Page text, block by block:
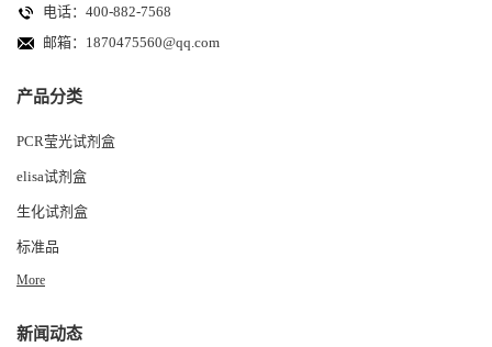
电话：400-882-7568
邮箱： 1870475560@qq.com
产品分类
PCR莹光试剂盒
elisa试剂盒
生化试剂盒
标准品
More
新闻动态